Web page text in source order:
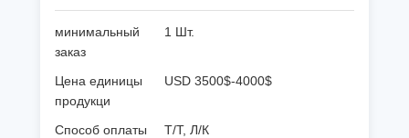
минимальный
заказ
1 Шт.
Цена единицы
продукци
USD 3500$-4000$
Способ оплаты
Т/Т, Л/К